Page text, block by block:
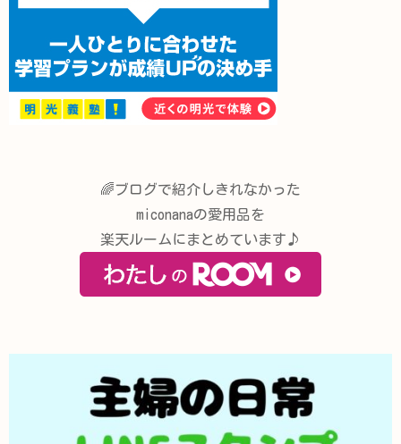
🌈ブログで紹介しきれなかった
miconanaの愛用品を
楽天ルームにまとめています♪